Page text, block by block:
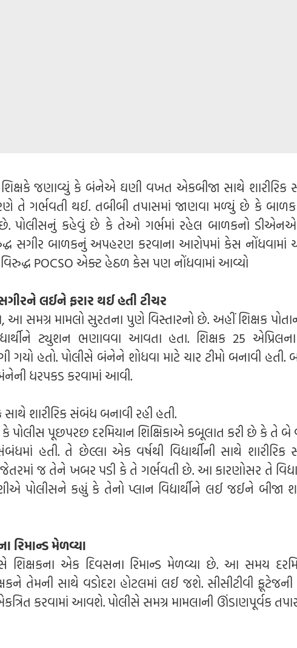
જણાવ્યું કે બંનેએ ઘણી વખત એકબીજા સાથે શારીરિક
તે ગર્ભવતી થઈ. તબીબી તપાસમાં જાણવા મળ્યું છે કે બાળક
પોલીસનું કહેવું છે કે તેઓ ગર્ભમાં રહેલ બાળકનો
સગીર બાળકનું અપહરણ કરવાના આરોપમાં કેસ નોંધવામાં
POCSO એક્ટ હેઠળ કેસ પણ નોંધવામાં આવ્યો
લઈને ફરાર થઈ હતી ટીચર
આ સમગ્ર મામલો સુરતના પુણે વિસ્તારનો છે. અહીં શિક્ષક
ટ્યુશન ભણાવવા આવતા હતા. શિક્ષક 25
ગયો હતો. પોલીસે બંનેને શોધવા માટે ચાર ટીમો બનાવી હતી.
ધરપકડ કરવામાં આવી.
શારીરિક સંબંધ બનાવી રહી હતી.
પૂછપરછ દરમિયાન શિક્ષિકાએ કબૂલાત કરી છે કે તે બે
સંબંધમાં હતી. તે છેલ્લા એક વર્ષથી વિદ્યાર્થીની સાથે શારીરિક
જ તેને ખબર પડી કે તે ગર્ભવતી છે. આ કારણોસર તે
પોલીસને કહ્યું કે તેનો પ્લાન વિદ્યાર્થીને લઈ જઈને બીજા
રિમાન્ડ મેળવ્યા
શિક્ષકના એક દિવસના રિમાન્ડ મેળવ્યા છે. આ સમય
તેમની સાથે વડોદરા હોટલમાં લઈ જશે. સીસીટીવી
કરવામાં આવશે. પોલીસે સમગ્ર મામલાની ઊંડાણપૂર્વક